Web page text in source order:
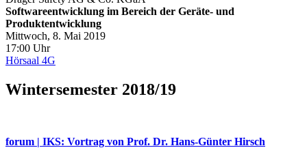
Softwareentwicklung im Bereich der Geräte- und
Produktentwicklung
Mittwoch, 8. Mai 2019
17:00 Uhr
Hörsaal 4G
Wintersemester 2018/19
forum | IKS: Vortrag von Prof. Dr. Hans-Günter Hirsch